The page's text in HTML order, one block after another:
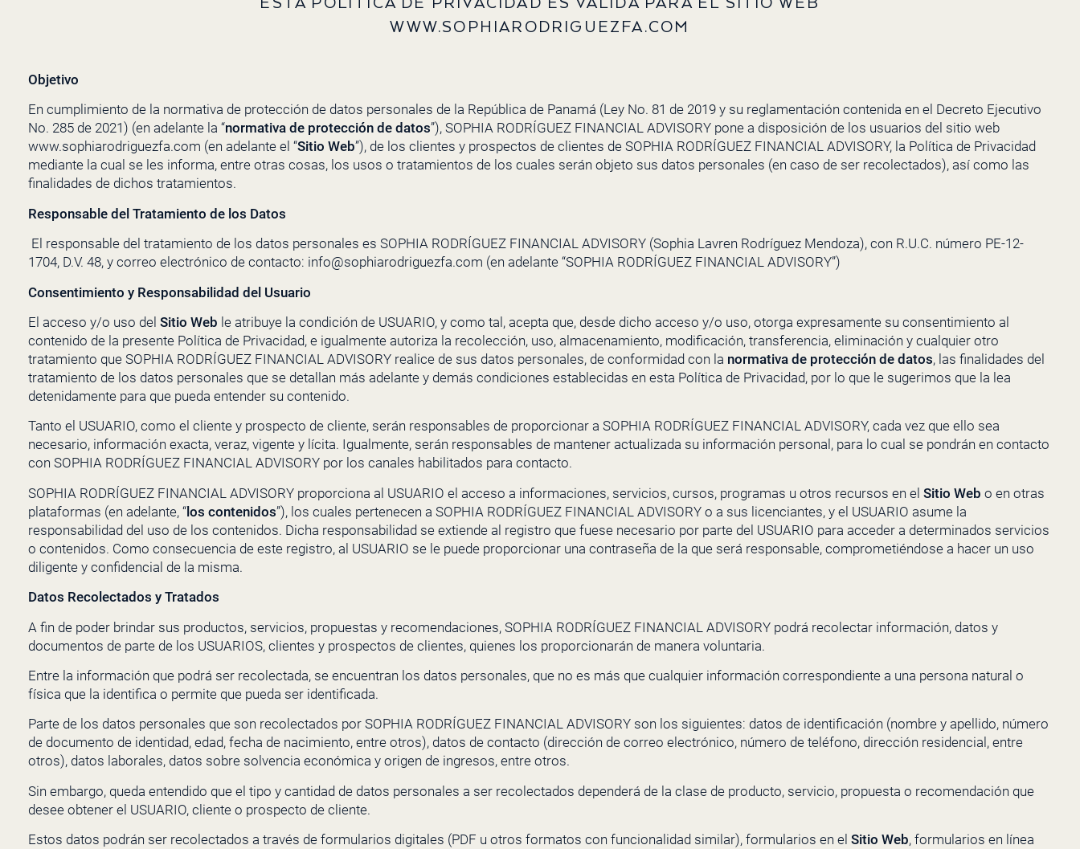
WWW.SOPHIARODRIGUEZFA.COM
Objetivo
En cumplimiento de la normativa de protección de datos personales de la República de Panamá (Ley No. 81 de 2019 y su reglamentación contenida en el Decreto Ejecutivo
No. 285 de 2021) (en adelante la “normativa de protección de datos”),SOPHIA RODRÍGUEZ FINANCIAL ADVISORY pone a disposición de los usuarios del sitio web
www.sophiarodriguezfa.com (en adelante el “Sitio Web”), de los clientes y prospectos de clientes deSOPHIA RODRÍGUEZ FINANCIAL ADVISORY, la Política de Privacidad
mediante la cual se les informa, entre otras cosas, los usos o tratamientos de los cuales serán objeto sus datos personales (en caso de ser recolectados), así como las
finalidades de dichos tratamientos.
Responsable del Tratamiento de los Datos
El responsable del tratamiento de los datos personales esSOPHIA RODRÍGUEZ FINANCIAL ADVISORY (Sophia Lavren Rodríguez Mendoza), con R.U.C. número PE-12-
1704, D.V. 48, y correo electrónico de contacto: info@sophiarodriguezfa.com (en adelante “SOPHIA RODRÍGUEZ FINANCIAL ADVISORY”)
Consentimiento y Responsabilidad del Usuario
El acceso y/o uso delSitio Web le atribuye la condición de USUARIO, y como tal, acepta que, desde dicho acceso y/o uso, otorga expresamente su consentimiento al
contenido de la presente Política de Privacidad, e igualmente autoriza la recolección, uso, almacenamiento, modificación, transferencia, eliminación y cualquier otro
tratamiento queSOPHIA RODRÍGUEZ FINANCIAL ADVISORY realice de sus datos personales, de conformidad con la normativa de protección de datos, las finalidades del
tratamiento de los datos personales que se detallan más adelante y demás condiciones establecidas en esta Política de Privacidad, por lo que le sugerimos que la lea
detenidamente para que pueda entender su contenido.
Tanto el USUARIO, como el cliente y prospecto de cliente, serán responsables de proporcionar aSOPHIA RODRÍGUEZ FINANCIAL ADVISORY, cada vez que ello sea
necesario, información exacta, veraz, vigente y lícita. Igualmente, serán responsables de mantener actualizada su información personal, para lo cual se pondrán en contacto
conSOPHIA RODRÍGUEZ FINANCIAL ADVISORY por los canales habilitados para contacto.
SOPHIA RODRÍGUEZ FINANCIAL ADVISORY proporciona al USUARIO el acceso a informaciones, servicios, cursos, programas u otros recursos en elSitio Web o en otras
plataformas (en adelante, “los contenidos”), los cuales pertenecen aSOPHIA RODRÍGUEZ FINANCIAL ADVISORY o a sus licenciantes, y el USUARIO asume la
responsabilidad del uso de los contenidos. Dicha responsabilidad se extiende al registro que fuese necesario por parte del USUARIO para acceder a determinados servicios
o contenidos. Como consecuencia de este registro, al USUARIO se le puede proporcionar una contraseña de la que será responsable, comprometiéndose a hacer un uso
diligente y confidencial de la misma.
Datos Recolectados y Tratados
A fin de poder brindar sus productos, servicios, propuestas y recomendaciones,SOPHIA RODRÍGUEZ FINANCIAL ADVISORY podrá recolectar información, datos y
documentos de parte de los USUARIOS, clientes y prospectos de clientes, quienes los proporcionarán de manera voluntaria.
Entre la información que podrá ser recolectada, se encuentran los datos personales, que no es más que cualquier información correspondiente a una persona natural o
física que la identifica o permite que pueda ser identificada.
Parte de los datos personales que son recolectados porSOPHIA RODRÍGUEZ FINANCIAL ADVISORY son los siguientes: datos de identificación (nombre y apellido, número
de documento de identidad, edad, fecha de nacimiento, entre otros), datos de contacto (dirección de correo electrónico, número de teléfono, dirección residencial, entre
otros), datos laborales, datos sobre solvencia económica y origen de ingresos, entre otros.
Sin embargo, queda entendido que el tipo y cantidad de datos personales a ser recolectados dependerá de la clase de producto, servicio, propuesta o recomendación que
desee obtener el USUARIO, cliente o prospecto de cliente.
Estos datos podrán ser recolectados a través de formularios digitales (PDF u otros formatos con funcionalidad similar), formularios en elSitio Web, formularios en línea